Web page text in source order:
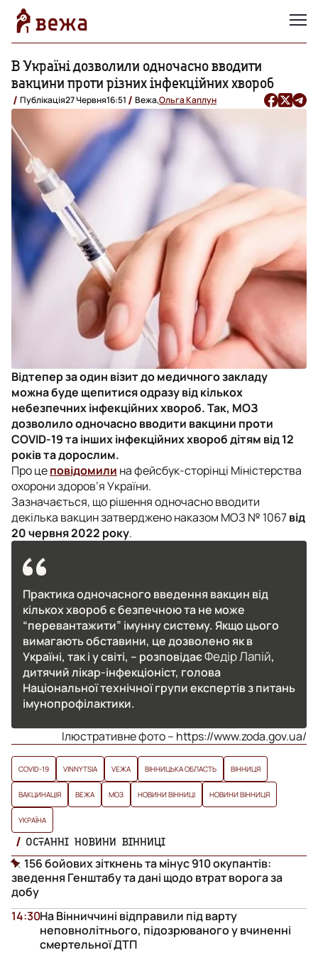
В Україні дозволили одночасно вводити
вакцини проти різних інфекційних хвороб
Публікація27 Червня16:51 Вежа,Ольга Каплун
Відтепер за один візит до медичного закладу
можна буде щепитися одразу від кількох
небезпечних інфекційних хвороб. Так, МОЗ
дозволило одночасно вводити вакцини проти
COVID-19 та інших інфекційних хвороб дітям від 12
років та дорослим.
Про цеповідомили на фейсбук-сторінці Міністерства
охорони здоров’я України.
Зазначається, що рішення одночасно вводити
декілька вакцин затверджено наказом МОЗ № 1067від
20 червня 2022 року.
Практика одночасного введення вакцин від
кількох хвороб є безпечною та не може
“перевантажити” імунну систему. Якщо цього
вимагають обставини, це дозволено як в
Україні, так і у світі, – розповідаєФедір Лапій,
дитячий лікар-інфекціоніст, голова
Національної технічної групи експертів з питань
імунопрофілактики.
Ілюстративне фото – https://www.zoda.gov.ua/
COVID-19 VINNYTSIA VЕЖА ВІННИЦЬКА ОБЛАСТЬ ВІННИЦЯ
ВАКЦИНАЦІЯ ВЕЖА МОЗ НОВИНИ ВІННИЦІ НОВИНИ ВІННИЦЯ
УКРАЇНА
ОСТАННІ НОВИНИ ВІННИЦІ
156 бойових зіткнень та мінус 910 окупантів:
зведення Генштабу та дані щодо втрат ворога за
добу
На Вінниччині відправили під варту
неповнолітнього, підозрюваного у вчиненні
смертельної ДТП
14:30